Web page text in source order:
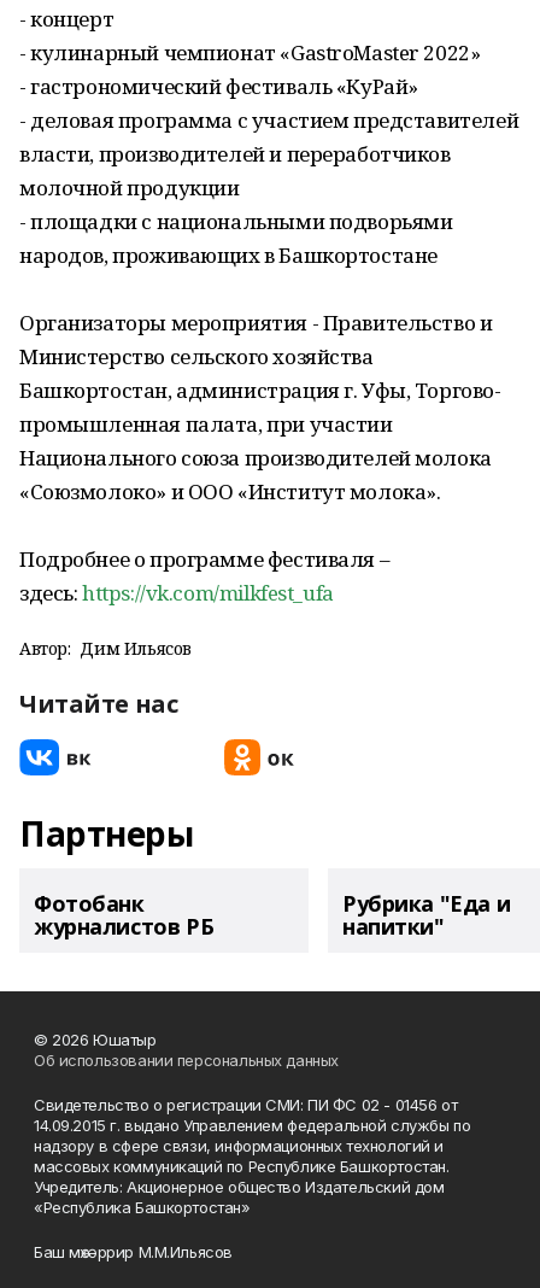
- концерт
- кулинарный чемпионат «GastrоMaster 2022»
- гастрономический фестиваль «КуРай»
- деловая программа с участием представителей
власти, производителей и переработчиков
молочной продукции
- площадки с национальными подворьями
народов, проживающих в Башкортостане
Организаторы мероприятия - Правительство и
Министерство сельского хозяйства
Башкортостан, администрация г. Уфы, Торгово-
промышленная палата, при участии
Национального союза производителей молока
«Союзмолоко» и ООО «Институт молока».
Подробнее о программе фестиваля –
здесь:https://vk.com/milkfest_ufa
Автор: Дим Ильясов
Читайте нас
Партнеры
Фотобанк
журналистов РБ
Рубрика "Еда и
напитки"
© 2026 Юшатыр
Об использовании персональных данных
Свидетельство о регистрации СМИ: ПИ ФС 02 - 01456 от
14.09.2015 г. выдано Управлением федеральной службы по
надзору в сфере связи, информационных технологий и
массовых коммуникаций по Республике Башкортостан.
Учредитель: Акционерное общество Издательский дом
«Республика Башкортостан»
Баш мөхәррир М.М.Ильясов